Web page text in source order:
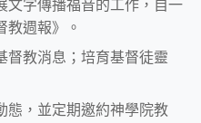
文字傳播福音的工作，自一
教週報》。
督教消息；培育基督徒靈
態，並定期邀約神學院教